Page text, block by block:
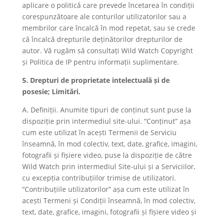
aplicare o politică care prevede încetarea în condiții
corespunzătoare ale conturilor utilizatorilor sau a
membrilor care încalcă în mod repetat, sau se crede
că încalcă drepturile deținătorilor drepturilor de
autor. Vă rugăm să consultați Wild Watch Copyright
și Politica de IP pentru informații suplimentare.
5. Drepturi de proprietate intelectuală și de
posesie; Limitări.
A. Definiții. Anumite tipuri de conținut sunt puse la
dispoziție prin intermediul site-ului. “Conținut” așa
cum este utilizat în acești Termenii de Serviciu
înseamnă, în mod colectiv, text, date, grafice, imagini,
fotografii și fișiere video, puse la dispoziție de către
Wild Watch prin intermediul Site-ului și a Serviciilor,
cu excepția contribuțiilor trimise de utilizatori.
“Contribuțiile utilizatorilor” așa cum este utilizat în
acești Termeni și Condiții înseamnă, în mod colectiv,
text, date, grafice, imagini, fotografii și fișiere video și